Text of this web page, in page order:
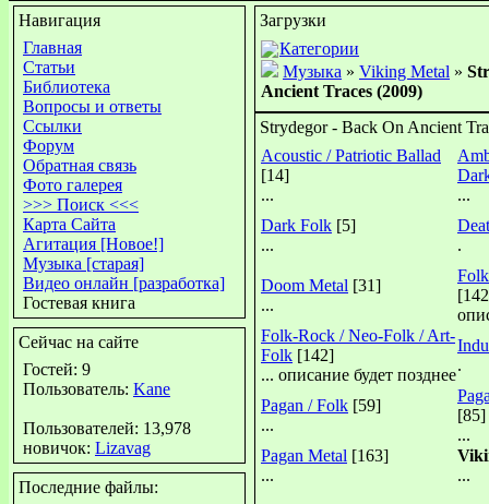
Навигация
Главная
Статьи
Библиотека
Вопросы и ответы
Ссылки
Форум
Обратная связь
Фото галерея
>>> Поиск <<<
Карта Сайта
Агитация [Новое!]
Музыка [старая]
Видео онлайн [разработка]
Гостевая книга
Сейчас на сайте
Гостей: 9
Пользователь: Kane
Пользователей: 13,978
новичок: Lizavag
Последние файлы:
Загрузки
Категории
Музыка » Viking Metal »
Ancient Traces (2009)
Strydegor - Back On Ancient
Acoustic / Patriotic Ballad
[14]
...
...
Dark Folk [5]
...
.
Doom Metal [31]
...
Folk-Rock / Neo-Folk / Art-
Folk [142]
... описание будет позднее
.
Pagan / Folk [59]
...
[85]
...
Pagan Metal [163]
...
...